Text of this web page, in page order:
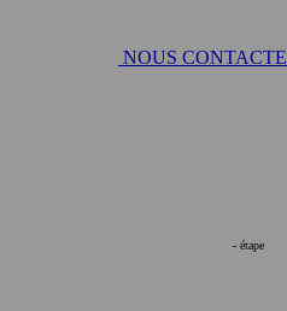
NOUS
- étape